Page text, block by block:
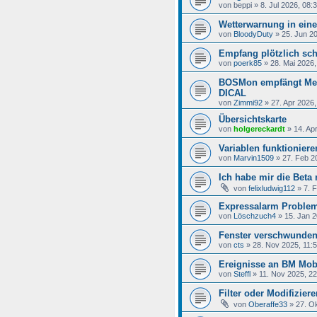
von beppi » 8. Jul 2026,
Wetterwarnung in
von BloodyDuty » 25. Jun
Empfang plötzlich
von poerk85 » 28. Mai
BOSMon empfängt
DICAL
von Zimmi92 » 27. Apr
Übersichtskarte
von holgereckardt » 14.
Variablen
von Marvin1509 » 27. Feb
Ich habe mir die Beta
von felixludwig112 » 7.
Expressalarm
von Löschzuch4 » 15. Jan
Fenster verschwunden
von cts » 28. Nov 2025,
Ereignisse an BM
von Steffl » 11. Nov 2025,
Filter oder
von Oberaffe33 » 27.